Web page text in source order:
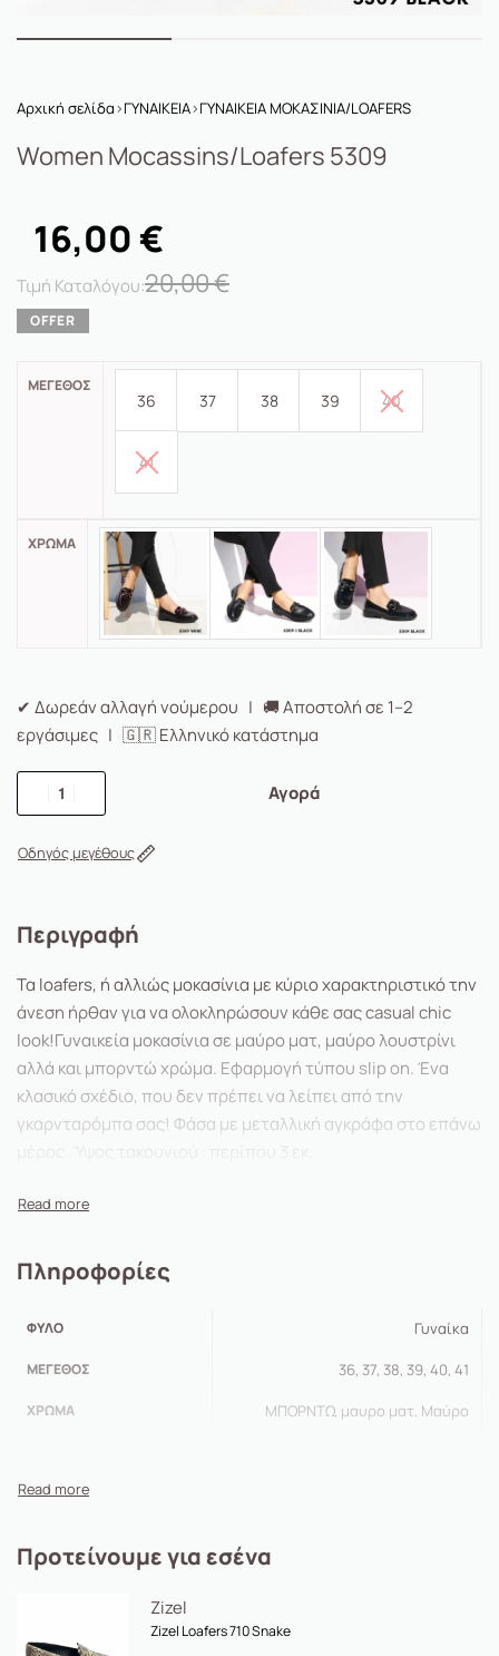
Αρχική σελίδα›ΓΥΝΑΙΚΕΙΑ›ΓΥΝΑΙΚΕΙΑ ΜΟΚΑΣΙΝΙΑ/LOAFERS
Women Mocassins/loafers 5309
20,00€
16,00 €
ΜΈΓΕΘΟΣ
36 37 38 39 40
41
ΧΡΏΜΑ
✔ Δωρεάν αλλαγή νούμερου | 🚚 Αποστολή σε 1–2
εργάσιμες | 🇬🇷 Ελληνικό κατάστημα
Αγορά
Οδηγός μεγέθους
Περιγραφή
Τα loafers, ή αλλιώς μοκασίνια με κύριο χαρακτηριστικό την
άνεση ήρθαν για να ολοκληρώσουν κάθε σας casual chic
look!Γυναικεία μοκασίνια σε μαύρο ματ, μαύρο λουστρίνι
αλλά και μπορντώ χρώμα. Εφαρμογή τύπου slip on. Ένα
κλασικό σχέδιο, που δεν πρέπει να λείπει από την
γκαρνταρόμπα σας! Φάσα με μεταλλική αγκράφα στο επάνω
Πληροφορίες
ΦΎΛΟ Γυναίκα
ΜΈΓΕΘΟΣ 36, 37, 38, 39, 40, 41
ΧΡΏΜΑ MΠΟΡΝΤΩ, μαυρο ματ, Μαύρο
Προτείνουμε για εσένα
Zizel
Zizel Loafers 710 Snake